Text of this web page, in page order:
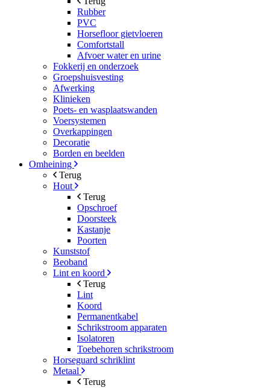
Rubber
PVC
Horsefloor gietvloeren
Comfortstall
Afvoer water en urine
Fokkerij en onderzoek
Groepshuisvesting
Afwerking
Klinieken
Poets- en wasplaatswanden
Voersystemen
Overkappingen
Decoratie
Borden en beelden
Omheining
Terug
Hout
Terug
Opschroef
Doorsteek
Kastanje
Poorten
Kunststof
Beoband
Lint en koord
Terug
Lint
Koord
Permanentkabel
Schrikstroom apparaten
Isolatoren
Toebehoren schrikstroom
Horseguard schriklint
Metaal
Terug